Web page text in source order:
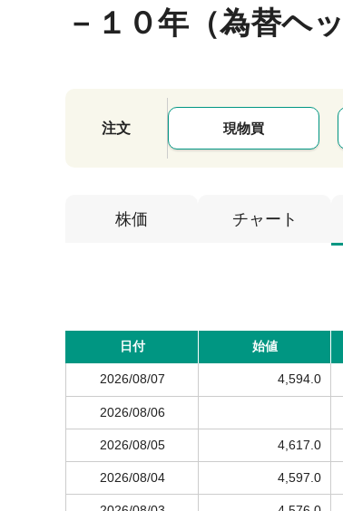
－１０年（為替ヘ
注文 現物買
株価 チャート
日付 始値
2026/08/07 4,594.0
2026/08/06
2026/08/05 4,617.0
2026/08/04 4,597.0